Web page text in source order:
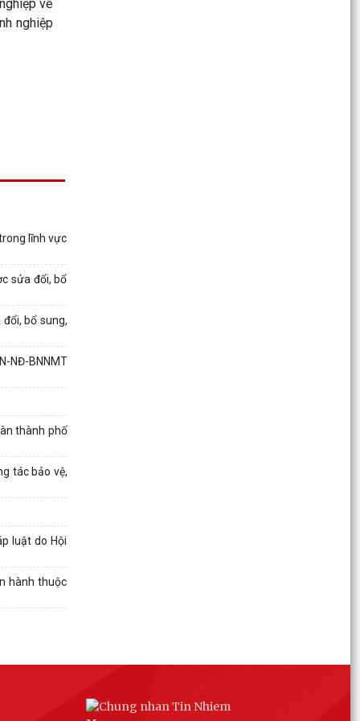
về
nghiệp
lĩnh vực
sửa đổi, bổ
bổ sung,
NĐ-BNNMT
thành phố
tác bảo vệ,
luật do Hội
hành thuộc
Xã Bắc Thanh Miện tham dự Hội nghị trực tuyến